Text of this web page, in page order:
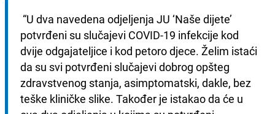
potvrđeni su slučajevi COVID-19 infekcije kod
dvije odgajateljice i kod petoro djece. Želim istaći
da su svi potvrđeni slučajevi dobrog opšteg
zdravstvenog stanja, asimptomatski, dakle, bez
teške kliničke slike. Također je istakao da će u